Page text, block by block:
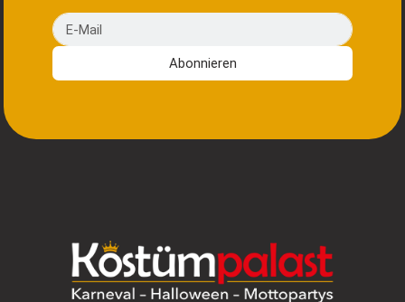
E-Mail
Abonnieren